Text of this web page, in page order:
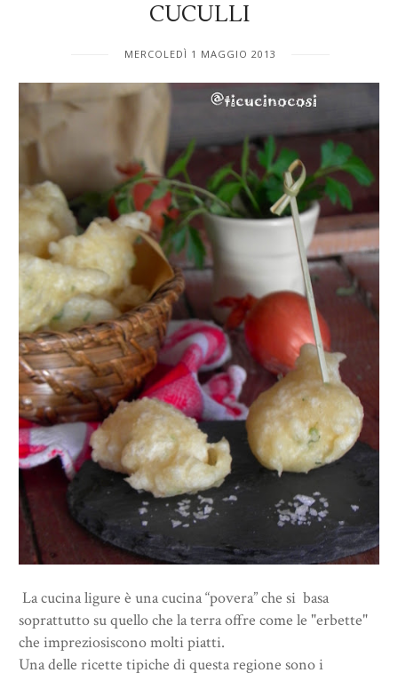
CUCULLI
MERCOLEDÌ 1 MAGGIO 2013
La cucina ligure è una cucina “povera” che si basa
soprattutto su quello che la terra offre come le "erbette"
che impreziosiscono molti piatti.
Una delle ricette tipiche di questa regione sono i